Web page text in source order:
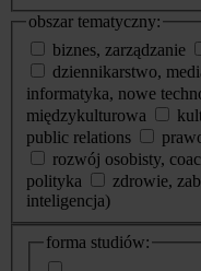
obszar tematyczny:
biznes, zarządzanie
dziennikarstwo,
informatyka, nowe
międzykulturowa
public relations
rozwój osobisty,
polityka
zdrowie,
inteligencja)
dodatkowe
informacje
forma studiów: